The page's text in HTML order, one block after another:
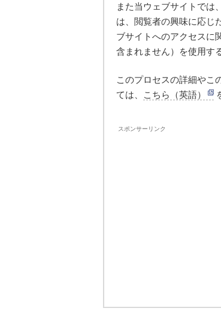
また当ウェブサイトでは
は、閲覧者の興味に応じ
ブサイトへのアクセスに
含まれません）を使用す
このプロセスの詳細やこ
ては、
こちら（英語）
スポンサーリンク